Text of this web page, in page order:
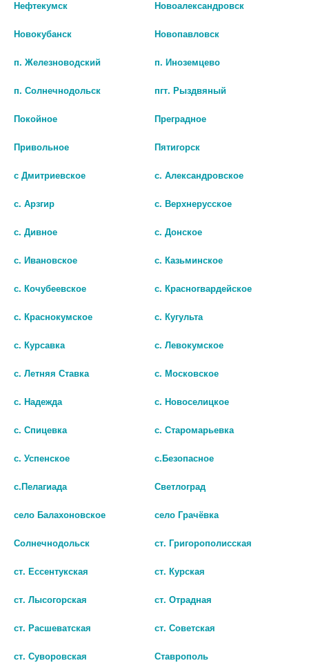
1 780 руб.
шт
В КОРЗИНУ
857 руб.
В КОРЗИНУ
КАПС ПО 785МГ
0 руб.
В КОРЗИНУ
КАПС ПО 500МГ+BARIABALANCE
0 руб.
СОЛГАР КОЖА НОГТИ ВОЛОСЫ
№60 ТАБЛ. ПО 1390,8 МГ
2 488 руб.
ЦИТРАТ МАГНИЯ №120 ТАБ.
Нефтекумск Новоалександровск
Новокубанск Новопавловск
п. Железноводский п. Иноземцево
п. Солнечнодольск пгт. Рыздвяный
Покойное Преградное
Привольное Пятигорск
с Дмитриевское с. Александровское
с. Арзгир с. Верхнерусское
с. Дивное с. Донское
с. Ивановское с. Казьминское
с. Кочубеевское с. Красногвардейское
с. Краснокумское с. Кугульта
с. Курсавка с. Левокумское
с. Летняя Ставка с. Московское
с. Надежда с. Новоселицкое
с. Спицевка с. Старомарьевка
с. Успенское с.Безопасное
с.Пелагиада Светлоград
село Балахоновское село Грачёвка
Солнечнодольск ст. Григорополисская
ст. Ессентукская ст. Курская
ст. Лысогорская ст. Отрадная
ст. Расшеватская ст. Советская
ст. Суворовская Ставрополь